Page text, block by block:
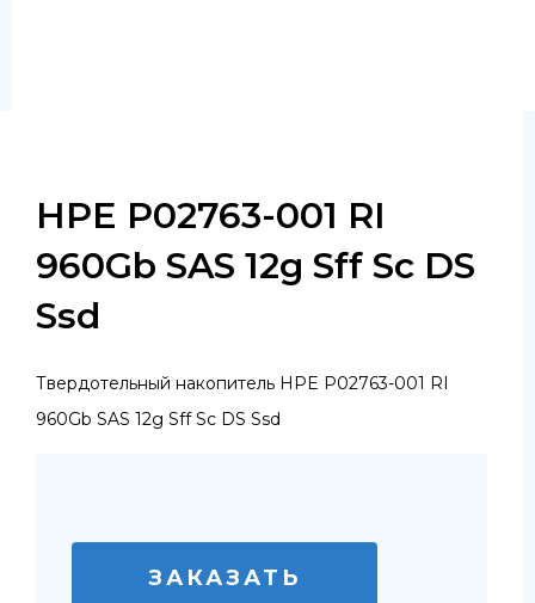
HPE P02763-001 RI
960Gb SAS 12g Sff Sc DS
Ssd
Твердотельный накопитель HPE P02763-001 RI
960Gb SAS 12g Sff Sc DS Ssd
ЗАКАЗАТЬ